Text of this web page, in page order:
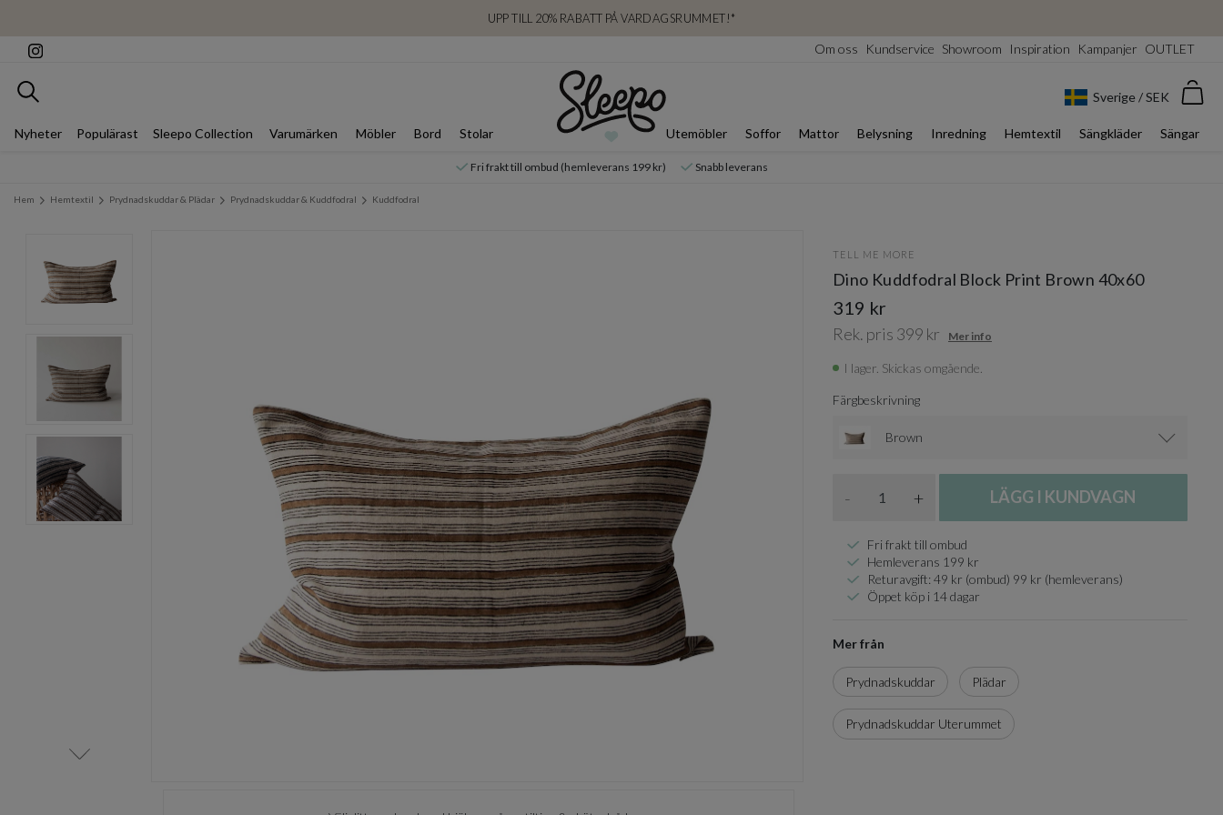
UPP TILL 20% RABATT PÅ VARDAGSRUMMET!*
Om oss Kundservice Showroom Inspiration Kampanjer OUTLET
Sök Sverige / SEK
Nyheter Populärast Sleepo Collection Varumärken Möbler Bord Stolar Utemöbler Soffor Mattor Belysning Inredning Hemtextil Sängkläder Sängar
Fri frakt till ombud (hemleverans 199 kr) Snabb leverans
Hem Hemtextil Prydnadskuddar & Plädar Prydnadskuddar & Kuddfodral Kuddfodral
TELL ME MORE
Dino Kuddfodral Block Print Brown 40x60
319 kr
Rek. pris 399 kr Mer info
I lager. Skickas omgående.
Färgbeskrivning
Brown
- + LÄGG I KUNDVAGN
Fri frakt till ombud
Hemleverans 199 kr
Returavgift: 49 kr (ombud) 99 kr (hemleverans)
Öppet köp i 14 dagar
Mer från
Prydnadskuddar Plädar
Prydnadskuddar Uterummet